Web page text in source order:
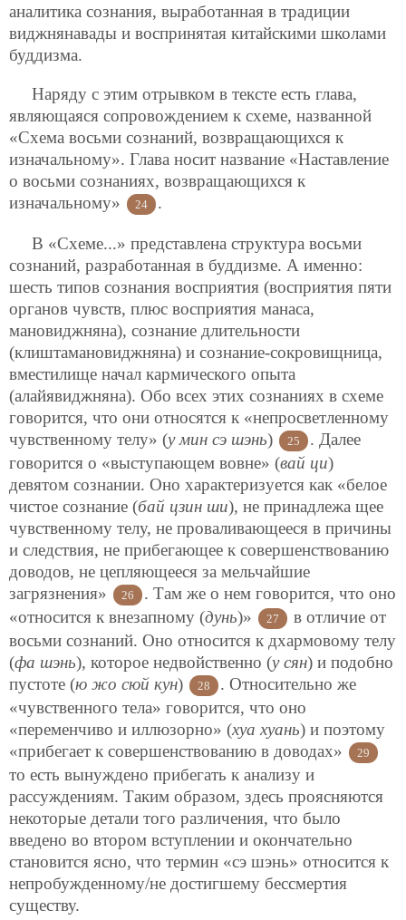
аналитика сознания, выработанная в традиции
виджнянавады и воспринятая китайскими школами
буддизма.
Наряду с этим отрывком в тексте есть глава,
являющаяся сопровождением к схеме, названной
«Схема восьми сознаний, возвращающихся к
изначальному». Глава носит название «Наставление
о восьми сознаниях, возвращающихся к
изначальному»
24 .
В «Схеме...» представлена структура восьми
сознаний, разработанная в буддизме. А именно:
шесть типов сознания восприятия (восприятия пяти
органов чувств, плюс восприятия манаса,
мановиджняна), сознание длительности
(клиштамановиджняна) и сознание-сокровищница,
вместилище начал кармического опыта
(алайявиджняна). Обо всех этих сознаниях в схеме
говорится, что они относятся к «непросветленному
чувственному телу» (у мин сэ шэнь) 25
. Далее
говорится о «выступающем вовне» (вай ци)
девятом сознании. Оно характеризуется как «белое
чистое сознание (бай цзин ши), не принадлежа щее
чувственному телу, не проваливающееся в причины
и следствия, не прибегающее к совершенствованию
доводов, не цепляющееся за мельчайшие
загрязнения»
26
. Там же о нем говорится, что оно
«относится к внезапному (дунь)» 27
в отличие от
восьми сознаний. Оно относится к дхармовому телу
(фа шэнь), которое недвойственно (у сян) и подобно
пустоте (ю жо сюй кун) 28
. Относительно же
«чувственного тела» говорится, что оно
«переменчиво и иллюзорно» (хуа хуань) и поэтому
«прибегает к совершенствованию в доводах»
29
то есть вынуждено прибегать к анализу и
рассуждениям. Таким образом, здесь проясняются
некоторые детали того различения, что было
введено во втором вступлении и окончательно
становится ясно, что термин «сэ шэнь» относится к
непробужденному/не достигшему бессмертия
существу.